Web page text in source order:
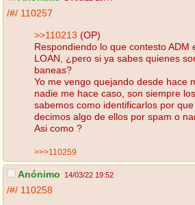
/#/ 110257
>>110213 (OP)
Respondiendo lo que contesto ADM
LOAN, ¿pero si ya sabes quienes
baneas?
Yo me vengo quejando desde hace
nadie me hace caso, son siempre
sabemos como identificarlos por
decimos algo de ellos por spam o
Asi como ?
>>>110259
Anónimo 14/03/22 19:52
/#/ 110258